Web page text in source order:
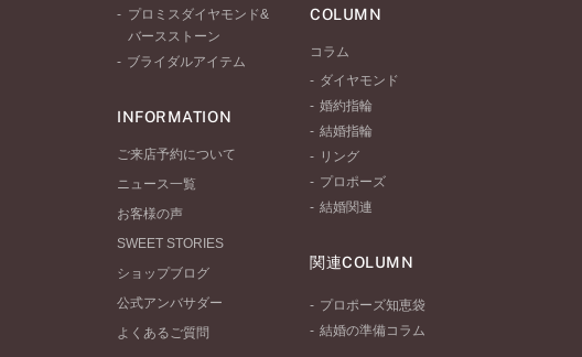
プロミスダイヤモンド&
バースストーン
ブライダルアイテム
INFORMATION
ご来店予約について
ニュース一覧
お客様の声
SWEET STORIES
ショップブログ
公式アンバサダー
よくあるご質問
COLUMN
コラム
ダイヤモンド
婚約指輪
結婚指輪
リング
プロポーズ
結婚関連
関連COLUMN
プロポーズ知恵袋
結婚の準備コラム